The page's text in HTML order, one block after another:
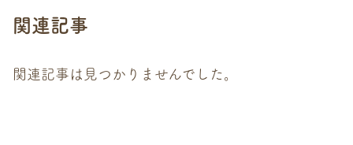
関連記事
関連記事は見つかりませんでした。